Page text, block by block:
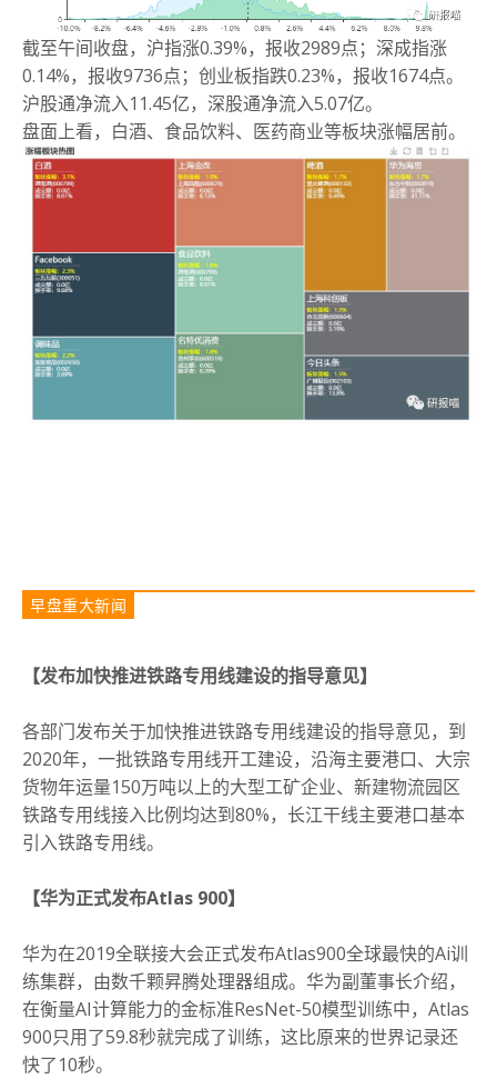
截至午间收盘，沪指涨0.39%，报收2989点； 深成指涨
0.14%，报收9736点； 创业板指跌0.23%，报收1674点。
沪股通净流入11.45亿，深股通净流入5.07亿。
盘面上看，白酒、食品饮料、医药商业等板块涨幅居前。
早盘重大新闻
【发布加快推进铁路专用线建设的指导意见】
各部门发布关于加快推进铁路专用线建设的指导意见，到
2020年，一批铁路专用线开工建设，沿海主要港口、大宗
货物年运量150万吨以上的大型工矿企业、新建物流园区
铁路专用线接入比例均达到80%，长江干线主要港口基本
引入铁路专用线。
【华为正式发布Atlas 900】
华为在2019全联接大会正式发布Atlas900全球最快的Ai训
练集群，由数千颗昇腾处理器组成。 华为副董事长介绍，
在衡量AI计算能力的金标准ResNet-50模型训练中，Atlas
900只用了59.8秒就完成了训练，这比原来的世界记录还
快了10秒。